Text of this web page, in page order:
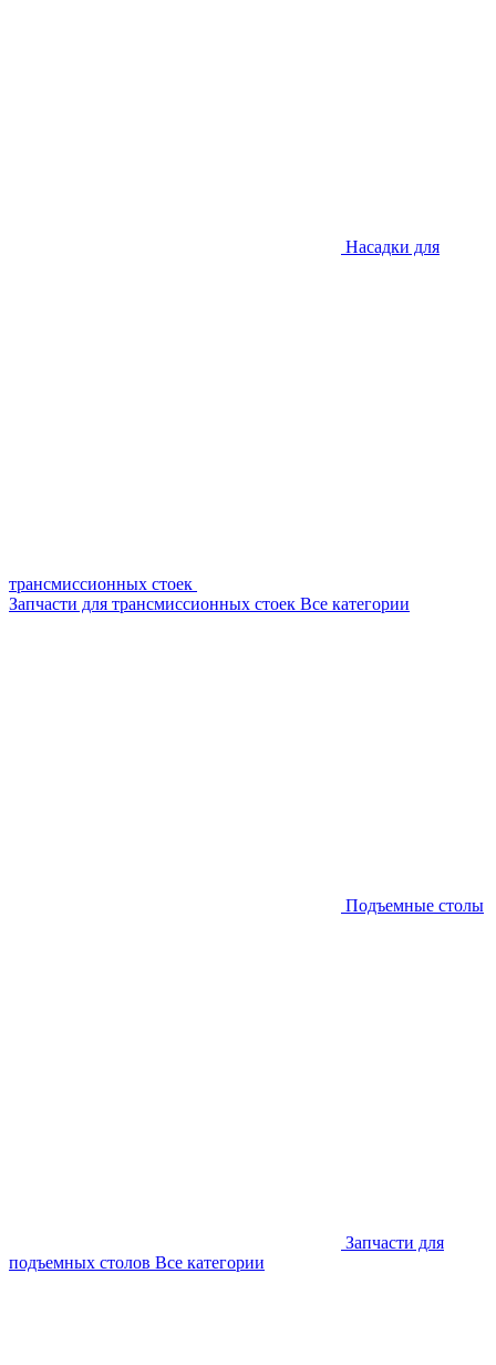
Насадки для
трансмиссионных стоек
Запчасти для трансмиссионных стоек Все категории
Подъемные столы
Запчасти для
подъемных столов Все категории